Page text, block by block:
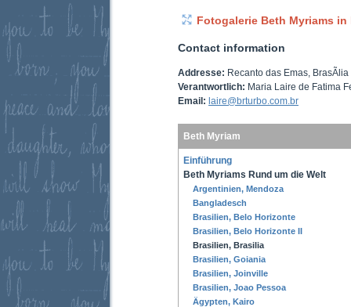
Fotogalerie Beth Myriams in
Contact information
Addresse: Recanto das Emas, BrasÃ­lia
Verantwortlich: Maria Laire de Fatima
Email: laire@brturbo.com.br
Beth Myriam
Einführung
Beth Myriams Rund um die Welt
Argentinien, Mendoza
Bangladesch
Brasilien, Belo Horizonte
Brasilien, Belo Horizonte II
Brasilien, Brasilia
Brasilien, Goiania
Brasilien, Joinville
Brasilien, Joao Pessoa
Ägypten, Kairo